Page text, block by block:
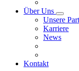
Über Uns
Unsere
Karriere
News
Kontakt